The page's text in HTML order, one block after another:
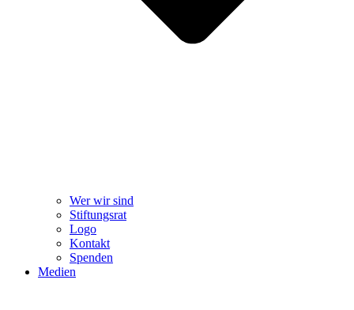
Wer wir sind
Stiftungsrat
Logo
Kontakt
Spenden
Medien